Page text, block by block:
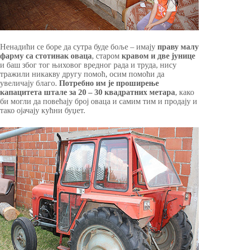
Ненадићи се боре да сутра буде боље – имају праву малу
фарму са стотинак оваца, старом кравом и две јунице
и баш због тог њиховог вредног рада и труда, нису
тражили никакву другу помоћ, осим помоћи да
увеличају благо. Потребно им је проширење
капацитета штале за 20 – 30 квадратних метара, како
би могли да повећају број оваца и самим тим и продају и
тако ојачају кућни буџет.